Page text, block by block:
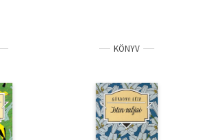
KÖNYV